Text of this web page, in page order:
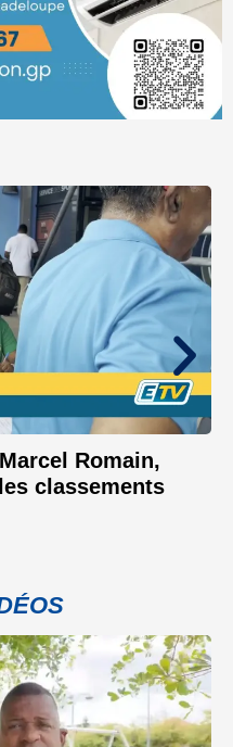
Romain,
classements